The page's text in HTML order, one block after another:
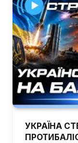
УКРАЇНА